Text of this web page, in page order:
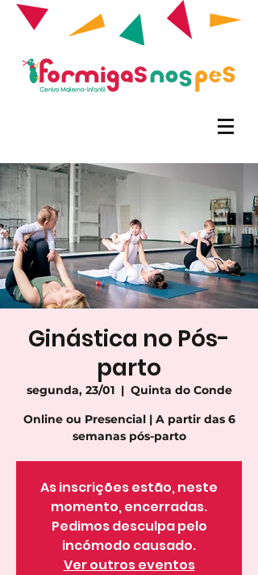
Ginástica no Pós-
parto
segunda, 23/01
  |
Quinta do Conde
Online ou Presencial | A partir das 6
semanas pós-parto
As inscrições estão, neste
momento, encerradas.
Pedimos desculpa pelo
incómodo causado.
Ver outros eventos